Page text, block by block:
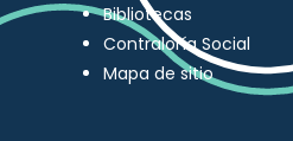
Bibliotecas
Contraloría Social
Mapa de sitio